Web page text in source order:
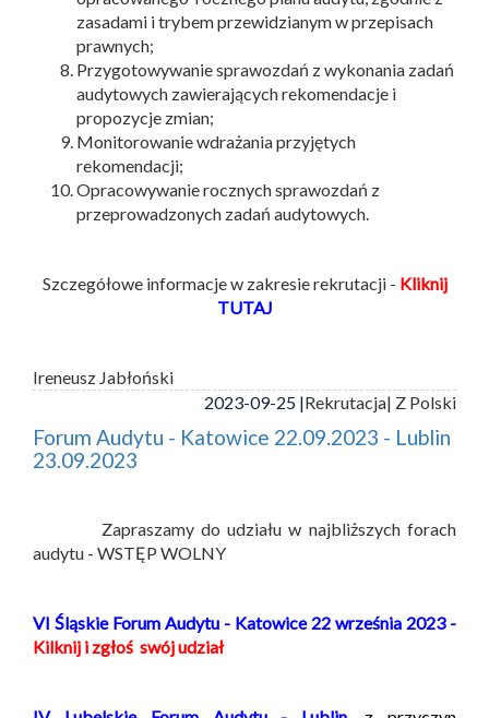
zasadami i trybem przewidzianym w przepisach
prawnych;
Przygotowywanie sprawozdań z wykonania zadań
audytowych zawierających rekomendacje i
propozycje zmian;
Monitorowanie wdrażania przyjętych
rekomendacji;
Opracowywanie rocznych sprawozdań z
przeprowadzonych zadań audytowych.
Szczegółowe informacje w zakresie rekrutacji - Kliknij
TUTAJ
Ireneusz Jabłoński
2023-09-25 |Rekrutacja| Z Polski
Forum Audytu - Katowice 22.09.2023 - Lublin
23.09.2023
Zapraszamy do udziału w najbliższych forach
audytu - WSTĘP WOLNY
VI Śląskie Forum Audytu - Katowice 22 września 2023 -
Kilknij i zgłoś swój udział